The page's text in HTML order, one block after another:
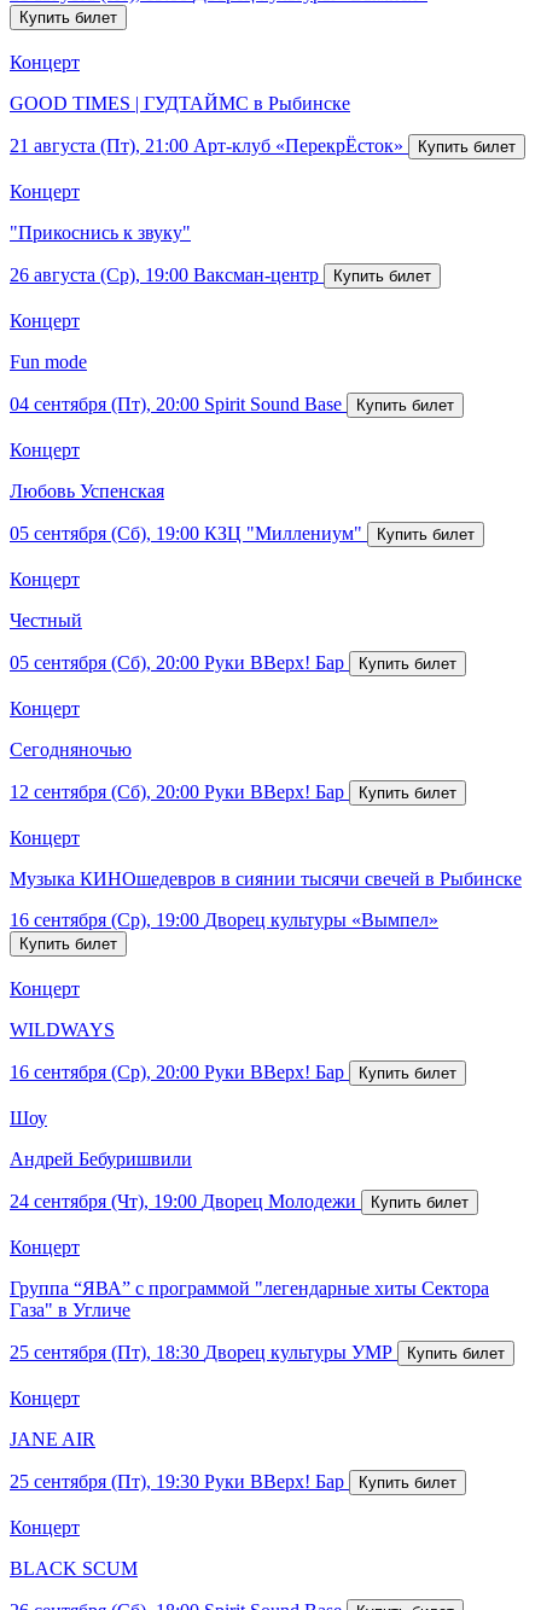
Концерт
GOOD TIMES | ГУДТАЙМС в Рыбинске
21 августа (Пт), 21:00 Арт-клуб «ПерекрЁсток»
Концерт
"Прикоснись к звуку"
26 августа (Ср), 19:00 Ваксман-центр
Концерт
Fun mode
04 сентября (Пт), 20:00 Spirit Sound Base
Концерт
Любовь Успенская
05 сентября (Сб), 19:00 КЗЦ "Миллениум"
Концерт
Честный
05 сентября (Сб), 20:00 Руки ВВерх! Бар
Концерт
Сегодняночью
12 сентября (Сб), 20:00 Руки ВВерх! Бар
Концерт
Музыка КИНОшедевров в сиянии тысячи свечей в Рыбинске
16 сентября (Ср), 19:00 Дворец культуры «Вымпел»
Концерт
WILDWAYS
16 сентября (Ср), 20:00 Руки ВВерх! Бар
Шоу
Андрей Бебуришвили
24 сентября (Чт), 19:00 Дворец Молодежи
Концерт
Группа “ЯВА” с программой "легендарные хиты Сектора
Газа" в Угличе
25 сентября (Пт), 18:30 Дворец культуры УМР
Концерт
JANE AIR
25 сентября (Пт), 19:30 Руки ВВерх! Бар
Концерт
BLACK SCUM